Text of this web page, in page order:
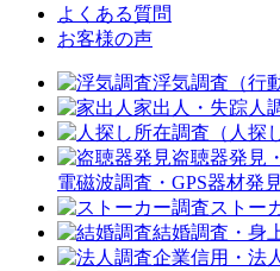
よくある質問
お客様の声
浮気調査（行
家出人・失踪人
所在調査（人探
盗聴器発見
電磁波調査・GPS器材発
ストー
結婚調査・身
企業信用・法